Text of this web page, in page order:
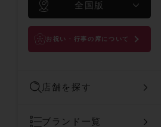
全国版
お祝い・行事の席について
店舗を探す
ブランド一覧